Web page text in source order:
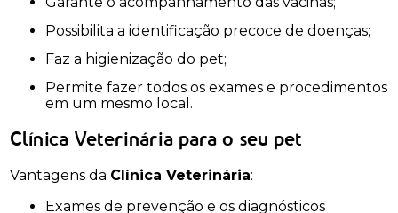
Possibilita a identificação precoce de doenças;
Faz a higienização do pet;
Permite fazer todos os exames e procedimentos
em um mesmo local.
Clínica Veterinária para o seu pet
Vantagens da Clínica Veterinária:
Exames de prevenção e os diagnósticos